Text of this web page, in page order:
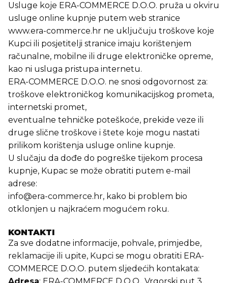
Usluge koje ERA-COMMERCE D.O.O. pruža u okviru
usluge online kupnje putem web stranice
www.era-commerce.hr ne uključuju troškove koje
Kupci ili posjetitelji stranice imaju korištenjem
računalne, mobilne ili druge elektroničke opreme,
kao ni usluga pristupa internetu.
ERA-COMMERCE D.O.O. ne snosi odgovornost za:
troškove elektroničkog komunikacijskog prometa,
internetski promet,
eventualne tehničke poteškoće, prekide veze ili
druge slične troškove i štete koje mogu nastati
prilikom korištenja usluge online kupnje.
U slučaju da dođe do pogreške tijekom procesa
kupnje, Kupac se može obratiti putem e-mail
adrese:
info@era-commerce.hr, kako bi problem bio
otklonjen u najkraćem mogućem roku.
KONTAKTI
Za sve dodatne informacije, pohvale, primjedbe,
reklamacije ili upite, Kupci se mogu obratiti ERA-
COMMERCE D.O.O. putem sljedećih kontakata: